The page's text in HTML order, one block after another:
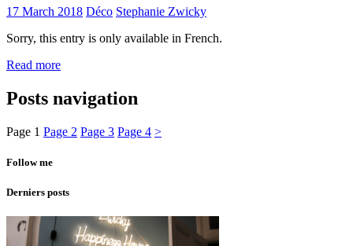
17 March 2018 Déco Stephanie Zwicky
Sorry, this entry is only available in French.
Read more
Posts navigation
Page 1 Page 2 Page 3 Page 4 >
Follow me
Derniers posts